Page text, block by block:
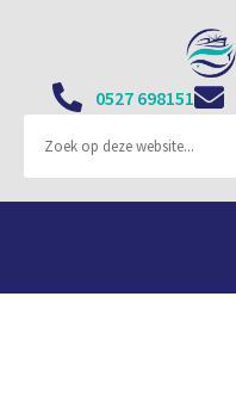
0527 698151